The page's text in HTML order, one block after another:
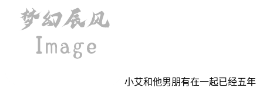
小艾和他男朋有在一起已经五年